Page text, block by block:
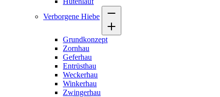
Verborgene Hiebe
Grundkonzept
Zornhau
Geferhau
Entrüsthau
Weckerhau
Winkerhau
Zwingerhau